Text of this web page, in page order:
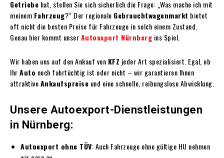
Getriebe hat, stellen Sie sich sicherlich die Frage: „Was mache ich mit
meinem Fahrzeug?“ Der regionale Gebrauchtwagenmarkt bietet
oft nicht die besten Preise für Fahrzeuge in solch einem Zustand.
Genau hier kommt unserAutoexport Nürnberg ins Spiel.
Wir haben uns auf den Ankauf von KFZ jeder Art spezialisiert. Egal, ob
IhrAuto noch fahrtüchtig ist oder nicht – wir garantieren Ihnen
attraktiveAnkaufspreise und eine schnelle, reibungslose Abwicklung.
Unsere Autoexport-Dienstleistungen
in Nürnberg:
Autoexport ohne TÜV: Auch Fahrzeuge ohne gültige HU nehmen